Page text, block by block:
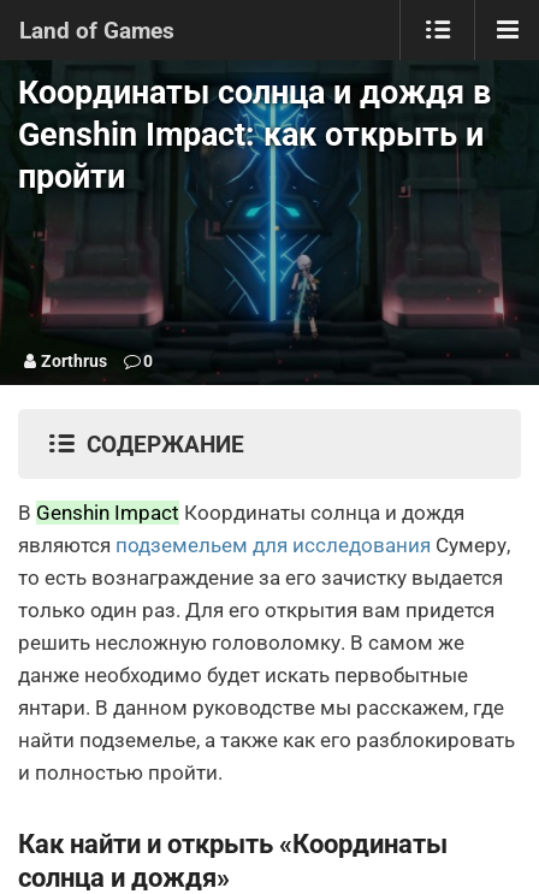
Land of Games
Координаты солнца и дождя в
Genshin Impact: как открыть и
пройти
Zorthrus 0
СОДЕРЖАНИЕ
В Genshin Impact Координаты солнца и дождя
являются подземельем для исследования Сумеру,
то есть вознаграждение за его зачистку выдается
только один раз. Для его открытия вам придется
решить несложную головоломку. В самом же
данже необходимо будет искать первобытные
янтари. В данном руководстве мы расскажем, где
найти подземелье, а также как его разблокировать
и полностью пройти.
Как найти и открыть «Координаты
солнца и дождя»